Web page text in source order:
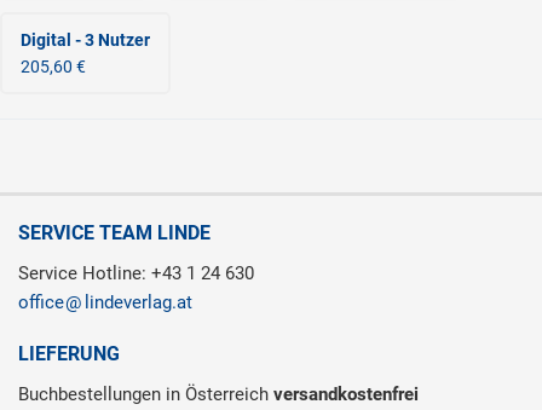
Digital - 3 Nutzer
205,60 €
SERVICE TEAM LINDE
Service Hotline: +43 1 24 630
office
lindeverlag.at
LIEFERUNG
Buchbestellungen in Österreich versandkostenfrei